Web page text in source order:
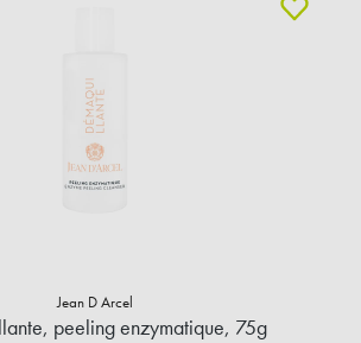
Jean D Arcel
peeling enzymatique, 75g